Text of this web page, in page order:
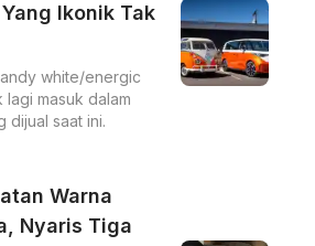
Ikonik Tak
white/energic
masuk dalam
dijual saat ini.
Warna
Nyaris Tiga